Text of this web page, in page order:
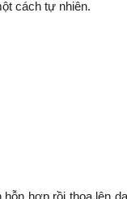
cách tự nhiên.
hợp rồi thoa lên